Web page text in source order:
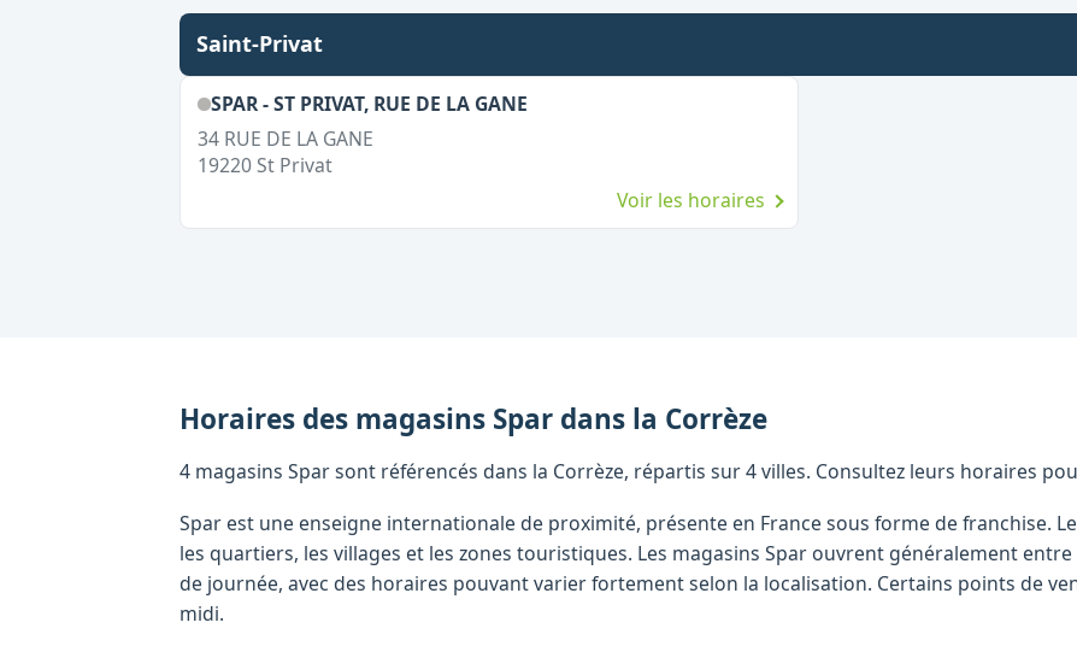
Saint-Privat
SPAR - ST PRIVAT, RUE DE LA GANE
34 RUE DE LA GANE
19220 St Privat
Voir les horaires
Horaires des magasins Spar dans la Corrèze
4 magasins Spar sont référencés dans la Corrèze, répartis sur 4 villes. Consultez leurs horaires
Spar est une enseigne internationale de proximité, présente en France sous forme de franchise.
les quartiers, les villages et les zones touristiques. Les magasins Spar ouvrent généralement
de journée, avec des horaires pouvant varier fortement selon la localisation. Certains points de
midi.